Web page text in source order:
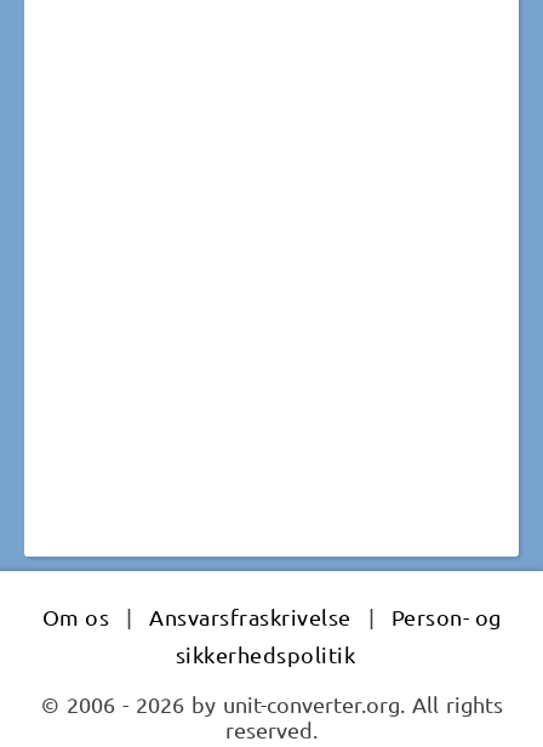
Om os | Ansvarsfraskrivelse |
Person- og
sikkerhedspolitik
© 2006 - 2026 by unit-converter.org. All rights
reserved.